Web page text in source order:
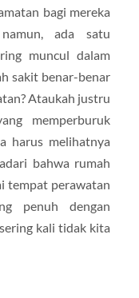
bagi mereka
ada satu
muncul dalam
sakit benar-benar
Ataukah justru
memperburuk
harus melihatnya
bahwa rumah
tempat perawatan
penuh dengan
kali tidak kita